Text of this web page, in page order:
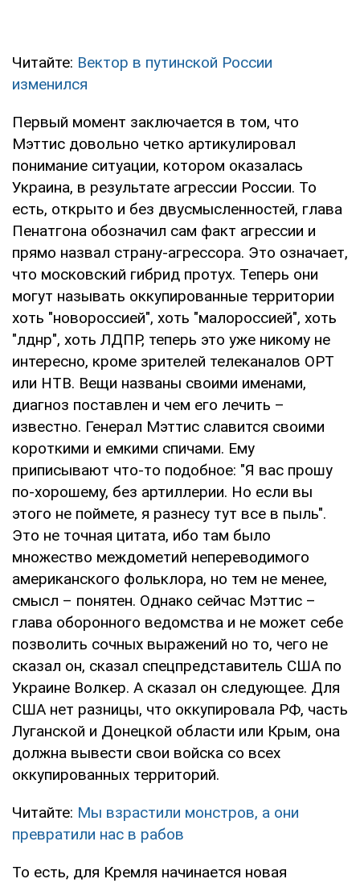
Читайте: Вектор в путинской России
изменился
Первый момент заключается в том, что
Мэттис довольно четко артикулировал
понимание ситуации, котором оказалась
Украина, в результате агрессии России. То
есть, открыто и без двусмысленностей, глава
Пенатгона обозначил сам факт агрессии и
прямо назвал страну-агрессора. Это означает,
что московский гибрид протух. Теперь они
могут называть оккупированные территории
хоть "новороссией", хоть "малороссией", хоть
"лднр", хоть ЛДПР, теперь это уже никому не
интересно, кроме зрителей телеканалов ОРТ
или НТВ. Вещи названы своими именами,
диагноз поставлен и чем его лечить –
известно. Генерал Мэттис славится своими
короткими и емкими спичами. Ему
приписывают что-то подобное: "Я вас прошу
по-хорошему, без артиллерии. Но если вы
этого не поймете, я разнесу тут все в пыль".
Это не точная цитата, ибо там было
множество междометий непереводимого
американского фольклора, но тем не менее,
смысл – понятен. Однако сейчас Мэттис –
глава оборонного ведомства и не может себе
позволить сочных выражений но то, чего не
сказал он, сказал спецпредставитель США по
Украине Волкер. А сказал он следующее. Для
США нет разницы, что оккупировала РФ, часть
Луганской и Донецкой области или Крым, она
должна вывести свои войска со всех
оккупированных территорий.
Читайте: Мы взрастили монстров, а они
превратили нас в рабов
То есть, для Кремля начинается новая